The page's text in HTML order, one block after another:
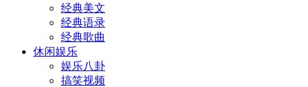
经典美文
经典语录
经典歌曲
休闲娱乐
娱乐八卦
搞笑视频